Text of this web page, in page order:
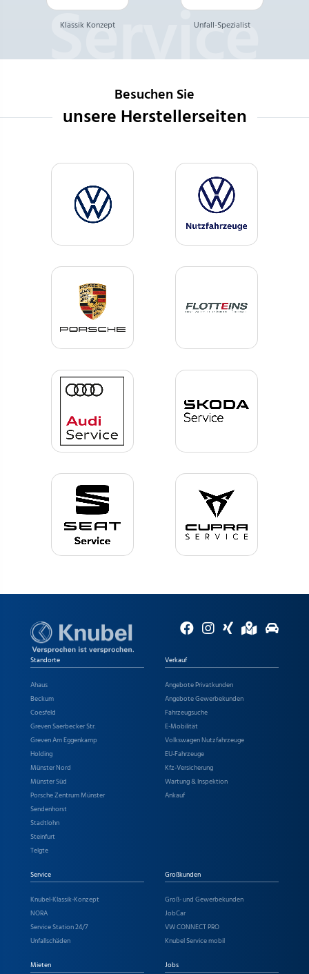
Klassik Konzept Unfall-Spezialist
Besuchen Sie
unsere Herstellerseiten
Standorte
Ahaus
Beckum
Coesfeld
Greven Saerbecker Str.
Greven Am Eggenkamp
Holding
Münster Nord
Münster Süd
Porsche Zentrum Münster
Sendenhorst
Stadtlohn
Steinfurt
Telgte
Verkauf
Angebote Privatkunden
Angebote Gewerbekunden
Fahrzeugsuche
E-Mobilität
Volkswagen Nutzfahrzeuge
EU-Fahrzeuge
Kfz-Versicherung
Wartung & Inspektion
Ankauf
Service
Knubel-Klassik-Konzept
NORA
Service Station 24/7
Unfallschäden
Großkunden
Groß- und Gewerbekunden
JobCar
VW CONNECT PRO
Knubel Service mobil
Mieten Jobs